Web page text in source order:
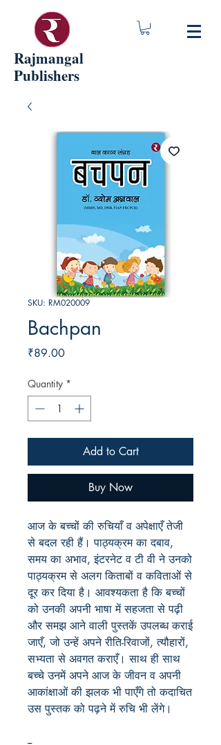
Rajmangal
Publishers
SKU: RM020009
Bachpan
₹89.00Price
Quantity *
Add to Cart
Buy Now
आज के बच्चों की रुचियाँ व अपेक्षाएँ तेजी
से बदल रही हैं। पाठ्यक्रम का दबाव,
समय का अभाव,इंटरनेट व टी वी ने उनको
पाठ्यक्रम से अलग किताबों व कविताओं से
दूर कर दिया है। आवश्यकता है कि बच्चों
को उनकी अपनी भाषा में सहजता से पढ़ी
और समझ आने वाली पुस्तकें उपलब्ध कराई
जाएँ, जो उन्हें अपने रीति-रिवाजों,त्यौहारों,
सभ्यता से अवगत कराएँ। साथ ही साथ
बच्चे उनमें अपने आज के जीवन व अपनी
आकांक्षाओं की झलक भी पाएँगे तो कदाचित
उस पुस्तक को पढ़ने में रुचि भी लेंगे।
--